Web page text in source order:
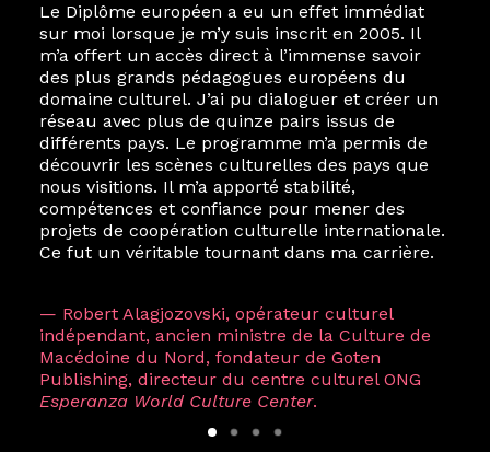
Le Diplôme européen a eu un effet immédiat
sur moi lorsque je m’y suis inscrit en 2005. Il
m’a offert un accès direct à l’immense savoir
des plus grands pédagogues européens du
domaine culturel. J’ai pu dialoguer et créer un
réseau avec plus de quinze pairs issus de
différents pays. Le programme m’a permis de
découvrir les scènes culturelles des pays que
nous visitions. Il m’a apporté stabilité,
compétences et confiance pour mener des
projets de coopération culturelle internationale.
Ce fut un véritable tournant dans ma carrière.
— Robert Alagjozovski, opérateur culturel
indépendant, ancien ministre de la Culture de
Macédoine du Nord, fondateur de Goten
Publishing, directeur du centre culturel ONG
Esperanza World Culture Center.